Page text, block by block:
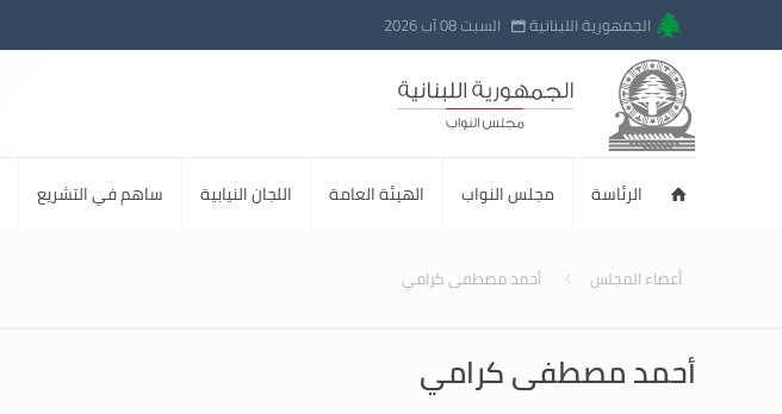
الجمهورية اللبنانية السبت 08 آب 2026
الرئاسة مجلس النواب الهيئة العامة اللجان النيابية ساهم في التشريع
أعضاء المجلس أحمد مصطفى كرامي
أحمد مصطفى كرامي